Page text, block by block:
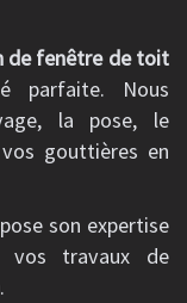
de fenêtre de toit
parfaite. Nous
la pose, le
gouttières en
son expertise
vos travaux de
.